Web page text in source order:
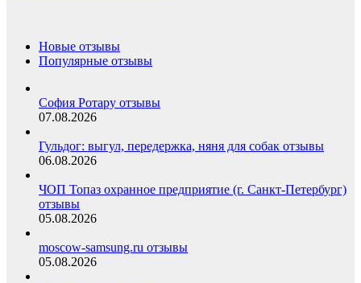
Новые отзывы
Популярные отзывы
София Ротару отзывы
07.08.2026
Гульдог: выгул, передержка, няня для собак отзывы
06.08.2026
ЧОП Топаз охранное предприятие (г. Санкт-Петербург)
отзывы
05.08.2026
moscow-samsung.ru отзывы
05.08.2026